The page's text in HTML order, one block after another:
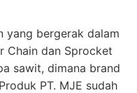
yang bergerak dalam
Chain dan Sprocket
sawit, dimana brand
PT. MJE sudah